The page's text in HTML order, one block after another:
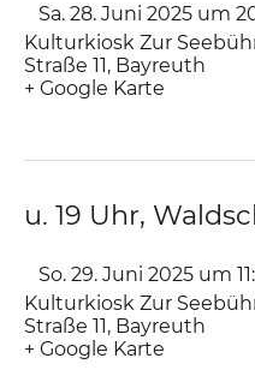
Sa. 28. Juni 2025 um
Kulturkiosk Zur
Straße 11 Bayreuth
+ Google Karte
u. 19 Uhr,
So. 29. Juni 2025 um
Kulturkiosk Zur
Straße 11 Bayreuth
+ Google Karte